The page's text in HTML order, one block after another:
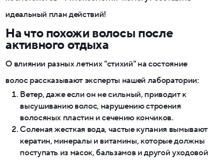
идеальный план действий!
На что похожи волосы после
активного отдыха
О влиянии разных летних "стихий" на состояние
волос рассказывают эксперты нашей лаборатории:
Ветер, даже если он не сильный, приводит к
высушиванию волос, нарушению строения
волосяных пластин и сечению кончиков.
Соленая жесткая вода, частые купания вымывают
кератин, минералы и витамины, которые должны
поступать из масок, бальзамов и другой уходовой